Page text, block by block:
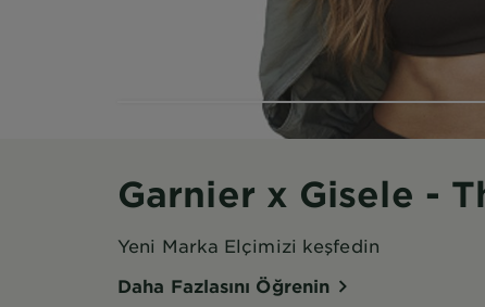
CİLDİNİN
50+ SPF İçeren Garnier
KEŞFET